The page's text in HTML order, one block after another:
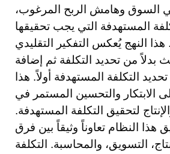
في السوق وهامش الربح المرغوب،
المستهدفة التي يجب تحقيقها
النهج يُعكس التفكير التقليدي
بدلاً من تحديد التكلفة ثم إضافة
التكلفة المستهدفة أولاً. هذا
الابتكار والتحسين المستمر في
لتحقيق التكلفة المستهدفة.
هذا النظام تعاوناً وثيقاً بين فرق
التسويق، والمحاسبة. التكلفة